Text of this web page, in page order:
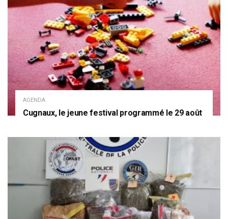
AGENDA
Cugnaux, le jeune festival programmé le 29 août